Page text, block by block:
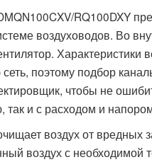
RQ100DXY
воздуховодов. Во
Характеристики
поэтому подбор
чтобы не
так и с расходом и
воздух от вредных
воздух с необходимой